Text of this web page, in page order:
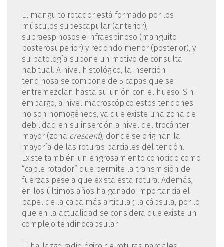
El manguito rotador está formado por los
músculos subescapular (anterior),
supraespinosos e infraespinoso (manguito
posterosuperior) y redondo menor (posterior), y
su patología supone un motivo de consulta
habitual. A nivel histológico, la inserción
tendinosa se compone de 5 capas que se
entremezclan hasta su unión con el hueso. Sin
embargo, a nivel macroscópico estos tendones
no son homogéneos, ya que existe una zona de
debilidad en su inserción a nivel del trocánter
mayor (zona crescent), donde se originan la
mayoría de las roturas parciales del tendón.
Existe también un engrosamiento conocido como
“cable rotador” que permite la transmisión de
fuerzas pese a que exista esta rotura. Además,
en los últimos años ha ganado importancia el
papel de la capa más articular, la cápsula, por lo
que en la actualidad se considera que existe un
complejo tendinocapsular.